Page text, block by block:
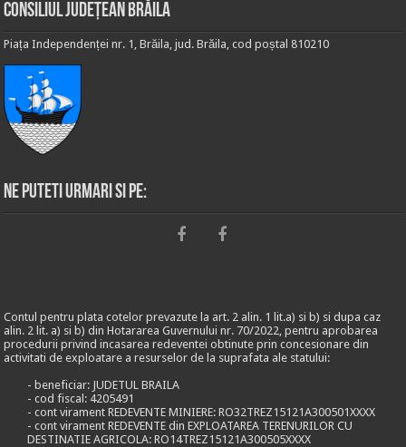
Consiliul Județean Brăila
Piața Independenței nr. 1, Brăila, jud. Brăila, cod poștal 810210
Ne puteti urmari si pe:
Contul pentru plata cotelor prevazute la art. 2 alin. 1 lit.a) si b) si dupa caz
alin. 2 lit. a) si b) din Hotararea Guvernului nr. 70/2022, pentru aprobarea
procedurii privind incasarea redeventei obtinute prin concesionare din
activitati de exploatare a resurselor de la suprafata ale statului:
- beneficiar: JUDETUL BRAILA
- cod fiscal: 4205491
- cont virament REDEVENTE MINIERE: RO32TREZ15121A300501XXXX
- cont virament REDEVENTE din EXPLOATAREA TERENURILOR CU
DESTINATIE AGRICOLA: RO14TREZ15121A300505XXXX